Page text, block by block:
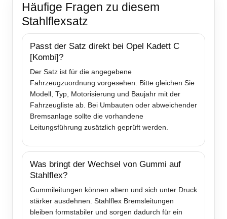
Häufige Fragen zu diesem
Stahlflexsatz
Passt der Satz direkt bei Opel Kadett C
[Kombi]?
Der Satz ist für die angegebene
Fahrzeugzuordnung vorgesehen. Bitte gleichen Sie
Modell, Typ, Motorisierung und Baujahr mit der
Fahrzeugliste ab. Bei Umbauten oder abweichender
Bremsanlage sollte die vorhandene
Leitungsführung zusätzlich geprüft werden.
Was bringt der Wechsel von Gummi auf
Stahlflex?
Gummileitungen können altern und sich unter Druck
stärker ausdehnen. Stahlflex Bremsleitungen
bleiben formstabiler und sorgen dadurch für ein